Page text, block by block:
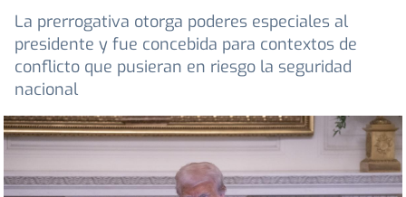
La prerrogativa otorga poderes especiales al
presidente y fue concebida para contextos de
conflicto que pusieran en riesgo la seguridad
nacional